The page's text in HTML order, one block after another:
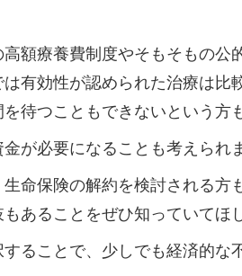
額療養費制度やそもそもの公
有効性が認められた治療は比
待つこともできないという方
が必要になることも考えられ
命保険の解約を検討される方
あることをぜひ知っていてほ
ることで、少しでも経済的な